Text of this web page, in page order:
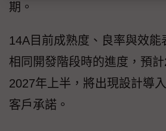
期。
14A目前成熟度、良率與效能
相同開發階段時的進度，預
2027年上半，將出現設計導
客戶承諾。